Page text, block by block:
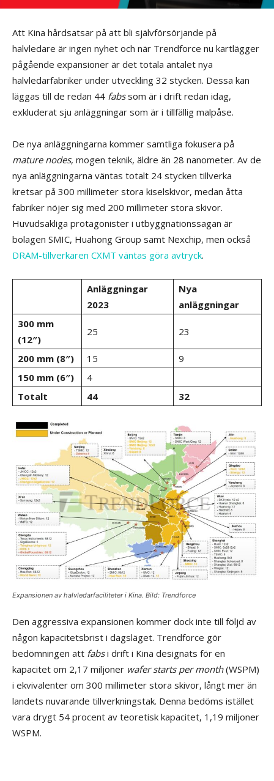
Att Kina hårdsatsar på att bli självförsörjande på
halvledare är ingen nyhet och när Trendforce nu kartlägger
pågående expansioner är det totala antalet nya
halvledarfabriker under utveckling 32 stycken. Dessa kan
läggas till de redan 44 fabssom är i drift redan idag,
exkluderat sju anläggningar som är i tillfällig malpåse.
De nya anläggningarna kommer samtliga fokusera på
mature nodes, mogen teknik, äldre än 28 nanometer. Av de
nya anläggningarna väntas totalt 24 stycken tillverka
kretsar på 300 millimeter stora kiselskivor, medan åtta
fabriker nöjer sig med 200 millimeter stora skivor.
Huvudsakliga protagonister i utbyggnationssagan är
bolagen SMIC, Huahong Group samt Nexchip, men också
DRAM-tillverkaren CXMT väntas göra avtryck.
Anläggningar
2023
Nya
anläggningar
300 mm
(12″)
25 23
200 mm (8″) 15
9
150 mm (6″)
4
Totalt
44 32
Expansionen av halvledarfaciliteter i Kina. Bild: Trendforce
Den aggressiva expansionen kommer dock inte till följd av
någon kapacitetsbrist i dagsläget. Trendforce gör
bedömningen att fabsi drift i Kina designats för en
kapacitet om 2,17 miljoner wafer starts per month(WSPM)
i ekvivalenter om 300 millimeter stora skivor, långt mer än
landets nuvarande tillverkningstak. Denna bedöms istället
vara drygt 54 procent av teoretisk kapacitet, 1,19 miljoner
WSPM.